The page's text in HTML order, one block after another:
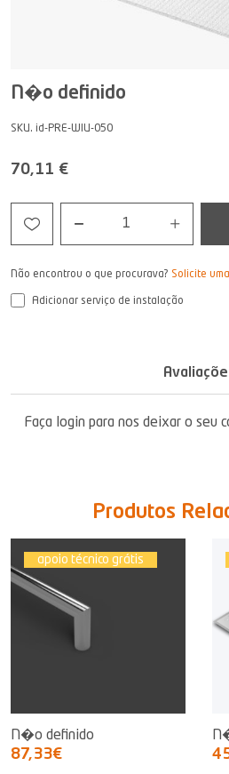
N�o definido
SKU. id-PRE-WIU-050
70,11 €
1
Não encontrou o que procurava? Solicite
Adicionar serviço de instalação
Faça login para nos deixar o seu
Produtos
apoio técnico grátis
N�o definido
87,33€